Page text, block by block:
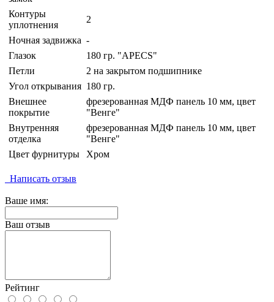
Контуры
уплотнения
2
Ночная задвижка -
Глазок
180 гр. "APECS"
Петли
2 на закрытом подшипнике
Угол открывания 180 гр.
Внешнее
покрытие
фрезерованная МДФ панель 10 мм, цвет
"Венге"
Внутренняя
отделка
фрезерованная МДФ панель 10 мм, цвет
"Венге"
Цвет фурнитуры
Хром
Написать отзыв
Ваше имя:
Ваш отзыв
Рейтинг